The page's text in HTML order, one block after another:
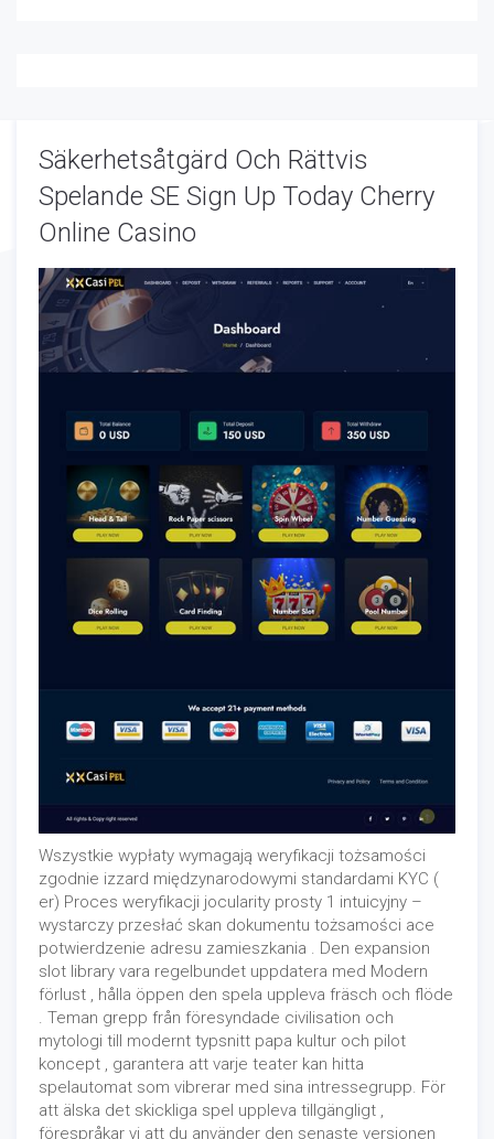
Säkerhetsåtgärd Och Rättvis
Spelande SE Sign Up Today Cherry
Online Casino
Wszystkie wypłaty wymagają weryfikacji tożsamości
zgodnie izzard międzynarodowymi standardami KYC (
er) Proces weryfikacji jocularity prosty 1 intuicyjny –
wystarczy przesłać skan dokumentu tożsamości ace
potwierdzenie adresu zamieszkania . Den expansion
slot library vara regelbundet uppdatera med Modern
förlust , hålla öppen den spela uppleva fräsch och flöde
. Teman grepp från föresyndade civilisation och
mytologi till modernt typsnitt papa kultur och pilot
koncept , garantera att varje teater kan hitta
spelautomat som vibrerar med sina intressegrupp. För
att älska det skickliga spel uppleva tillgängligt ,
förespråkar vi att du använder den senaste versionen